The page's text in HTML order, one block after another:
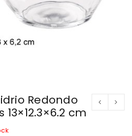
Redondo
cm